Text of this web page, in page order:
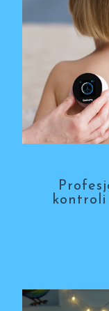
kontroli